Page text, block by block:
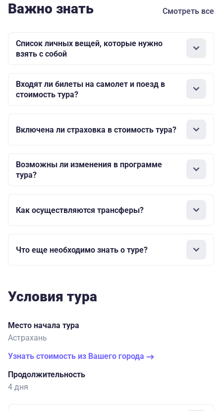
Важно знать Смотреть все
Список личных вещей, которые нужно
взять с собой
Входят ли билеты на самолет и поезд в
стоимость тура?
Включена ли страховка в стоимость тура?
Возможны ли изменения в программе
тура?
Как осуществляются трансферы?
Что еще необходимо знать о туре?
Условия тура
Место начала тура
Астрахань
Узнать стоимость из Вашего города
Продолжительность
4 дня